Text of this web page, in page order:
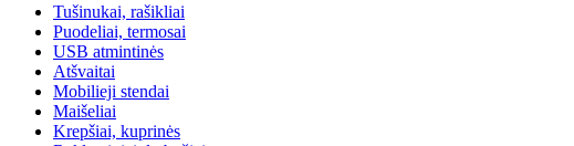
Tušinukai, rašikliai
Puodeliai, termosai
USB atmintinės
Atšvaitai
Mobilieji stendai
Maišeliai
Krepšiai, kuprinės